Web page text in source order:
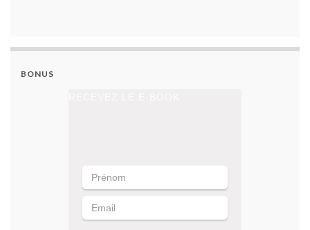
BONUS